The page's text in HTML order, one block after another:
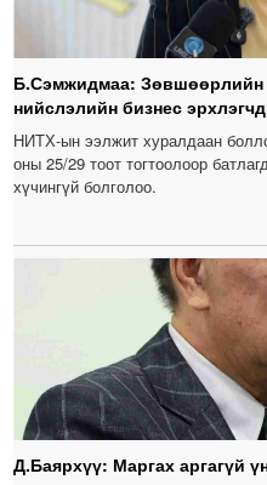
Б.Сэмжидмаа: Зөвшөөрлийн
нийслэлийн бизнес
НИТХ-ын ээлжит хуралдаан
оны 25/29 тоот тогтоолоор
хүчингүй болголоо.
Д.Баярхүү: Маргах аргагүй